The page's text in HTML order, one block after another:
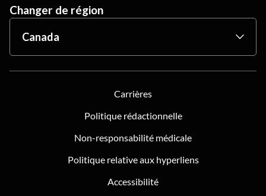
Changer de région
Carrières
Politique rédactionnelle
Non-responsabilité médicale
Politique relative aux hyperliens
Accessibilité